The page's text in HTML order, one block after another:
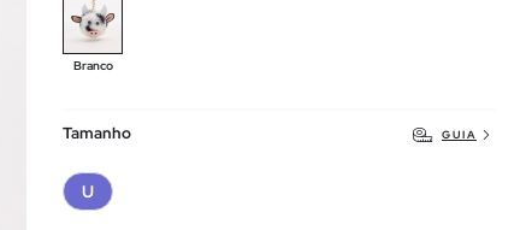
Branco
Tamanho GUIA
U